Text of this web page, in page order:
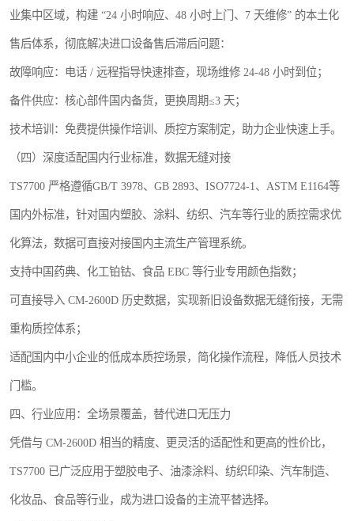
业集中区域，构建 “24 小时响应、48 小时上门、7 天维修” 的本土化
售后体系，彻底解决进口设备售后滞后问题：
故障响应：电话 / 远程指导快速排查，现场维修 24-48 小时到位；
备件供应：核心部件国内备货，更换周期≤3 天；
技术培训：免费提供操作培训、质控方案制定，助力企业快速上手。
（四）深度适配国内行业标准，数据无缝对接
TS7700 严格遵循GB/T 3978、GB 2893、ISO7724-1、ASTM E1164等
国内外标准，针对国内塑胶、涂料、纺织、汽车等行业的质控需求优
化算法，数据可直接对接国内主流生产管理系统。
支持中国药典、化工铂钴、食品 EBC 等行业专用颜色指数；
可直接导入 CM-2600D 历史数据，实现新旧设备数据无缝衔接，无需
重构质控体系；
适配国内中小企业的低成本质控场景，简化操作流程，降低人员技术
门槛。
四、行业应用：全场景覆盖，替代进口无压力
凭借与 CM-2600D 相当的精度、更灵活的适配性和更高的性价比，
TS7700 已广泛应用于塑胶电子、油漆涂料、纺织印染、汽车制造、
化妆品、食品等行业，成为进口设备的主流平替选择。